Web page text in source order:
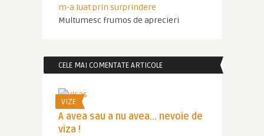
m-a luat prin surprindere
Multumesc frumos de aprecieri
CELE MAI COMENTATE ARTICOLE
VIZE
A avea sau a nu avea… nevoie de
viza !